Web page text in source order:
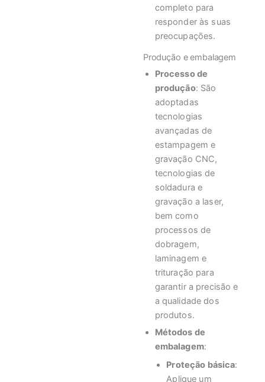
completo para
responder às suas
preocupações.
Produção e embalagem
Processo de
produção: São
adoptadas
tecnologias
avançadas de
estampagem e
gravação CNC,
tecnologias de
soldadura e
gravação a laser,
bem como
processos de
dobragem,
laminagem e
trituração para
garantir a precisão e
a qualidade dos
produtos.
Métodos de
embalagem:
Proteção básica:
Aplique um